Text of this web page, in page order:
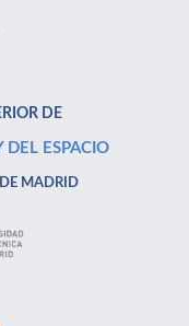
DE
DEL ESPACIO
MADRID